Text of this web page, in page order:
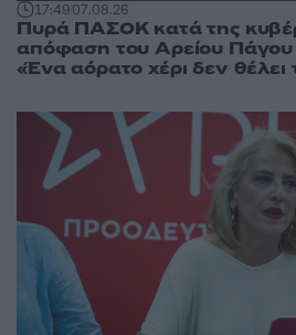
17:4907.08.26
Πυρά ΠΑΣΟΚ κατά της
απόφαση του Αρείου Πάγου
«Ένα αόρατο χέρι δεν